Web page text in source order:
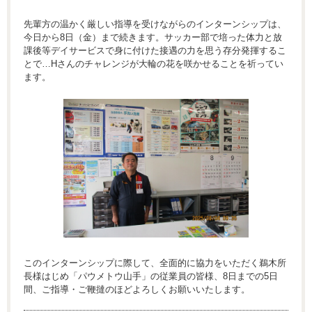
先輩方の温かく厳しい指導を受けながらのインターンシップは、
今日から8日（金）まで続きます。サッカー部で培った体力と放
課後等デイサービスで身に付けた接遇の力を思う存分発揮するこ
とで…Hさんのチャレンジが大輪の花を咲かせることを祈ってい
ます。
このインターンシップに際して、全面的に協力をいただく鵜木所
長様はじめ「パウメトウ山手」の従業員の皆様、8日までの5日
間、ご指導・ご鞭撻のほどよろしくお願いいたします。